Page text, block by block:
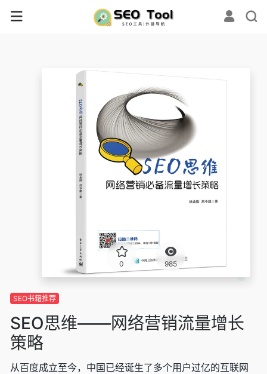
0 985
SEO书籍推荐
SEO思维——网络营销流量增长
策略
从百度成立至今，中国已经诞生了多个用户过亿的互联网